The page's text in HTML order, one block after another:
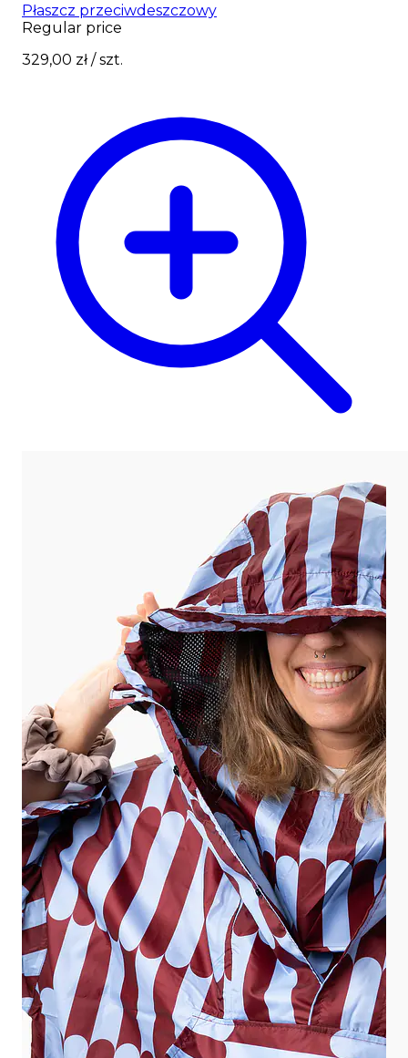
Płaszcz przeciwdeszczowy
Regular price
329,00 zł/ szt.